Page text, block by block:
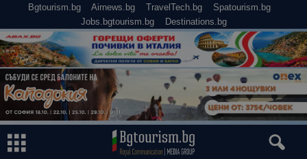
Bgtourism.bg Airnews.bg TravelTech.bg
Spatourism.bg
Jobs.bgtourism.bg
Destinations.bg